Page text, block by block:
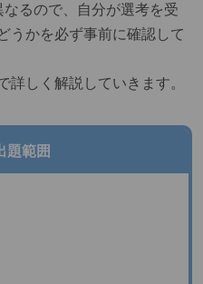
るので、自分が選考を受
うかを必ず事前に確認して
詳しく解説していきます。
題範囲